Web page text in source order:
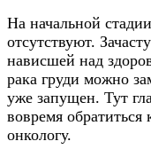
На начальной
отсутствуют.
нависшей над
рака груди можно
уже запущен. Тут
вовремя обратиться
онкологу.